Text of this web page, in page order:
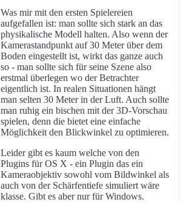
Was mir mit den ersten Spielereien
aufgefallen ist: man sollte sich stark an das
physikalische Modell halten. Also wenn der
Kamerastandpunkt auf 30 Meter über dem
Boden eingestellt ist, wirkt das ganze auch
so - man sollte sich für seine Szene also
erstmal überlegen wo der Betrachter
eigentlich ist. In realen Situationen hängt
man selten 30 Meter in der Luft. Auch sollte
man ruhig ein bischen mit der 3D-Vorschau
spielen, denn die bietet eine einfache
Möglichkeit den Blickwinkel zu optimieren.
Leider gibt es kaum welche von den
Plugins für OS X - ein Plugin das ein
Kameraobjektiv sowohl vom Bildwinkel als
auch von der Schärfentiefe simuliert wäre
klasse. Gibt es aber nur für Windows.